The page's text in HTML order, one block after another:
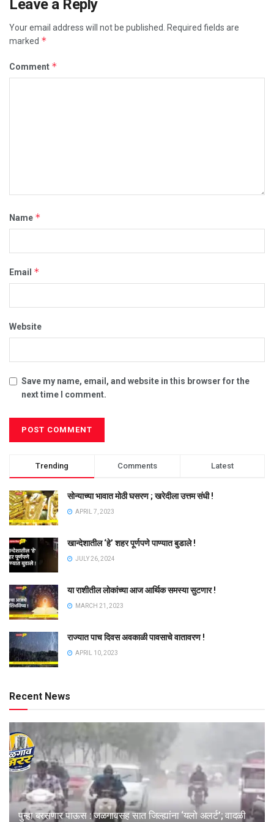
Leave a Reply
Your email address will not be published.
Required fields are
marked *
Comment *
Name *
Email *
Website
Save my name, email, and website in this browser for the
next time I comment.
Trending Comments Latest
सोन्याच्या भावात मोठी घसरण ; खरेदीला उत्तम संधी !
APRIL 7, 2023
खान्देशातील ‘हे’ शहर पूर्णपणे पाण्यात बुडाले !
JULY 26, 2024
या राशीतील लोकांच्या आज आर्थिक समस्या सुटणार !
MARCH 21, 2023
राज्यात पाच दिवस अवकाळी पावसाचे वातावरण !
APRIL 10, 2023
Recent News
पुन्हा बरसणार पाऊस : जळगावसह सात जिल्ह्यांना ‘यलो अलर्ट’; वादळी